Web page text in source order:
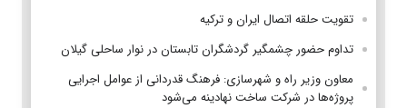
تقویت حلقه اتصال ایران و ترکیه
تداوم حضور چشمگیر گردشگران تابستان در نوار ساحلی گیلان
معاون وزیر راه و شهرسازی: فرهنگ قدردانی از عوامل اجرایی
پروژه‌ها در شرکت ساخت نهادینه می‌شود